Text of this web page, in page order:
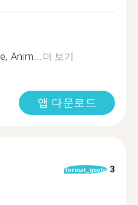
Anim...더 보기
앱 다운로드
format_quote 3